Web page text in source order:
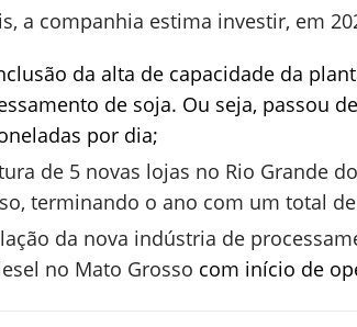
a companhia estima investir, em
da alta de capacidade da
de soja. Ou seja, passou
por dia;
de 5 novas lojas no Rio Grande
terminando o ano com um total de
da nova indústria de
no Mato Grosso com início de